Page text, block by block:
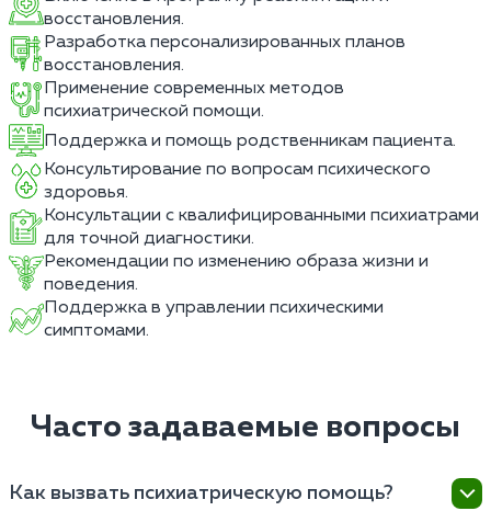
восстановления.
Разработка персонализированных планов
восстановления.
Применение современных методов
психиатрической помощи.
Поддержка и помощь родственникам пациента.
Консультирование по вопросам психического
здоровья.
Консультации с квалифицированными психиатрами
для точной диагностики.
Рекомендации по изменению образа жизни и
поведения.
Поддержка в управлении психическими
симптомами.
Часто задаваемые вопросы
Как вызвать психиатрическую помощь?